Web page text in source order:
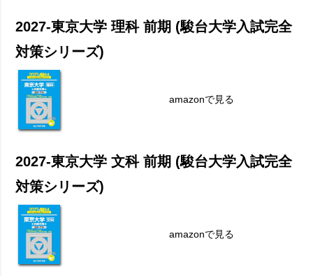
2027-東京大学 理科 前期 (駿台大学入試完全
対策シリーズ)
amazonで見る
2027-東京大学 文科 前期 (駿台大学入試完全
対策シリーズ)
amazonで見る